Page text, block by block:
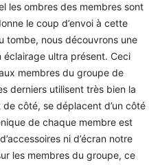
les ombres des membres sont
le coup d’envoi à cette
tombe, nous découvrons une
éclairage ultra présent. Ceci
membres du groupe de
derniers utilisent très bien la
côté, se déplacent d’un côté
de chaque membre est
ni d’écran notre
les membres du groupe, ce